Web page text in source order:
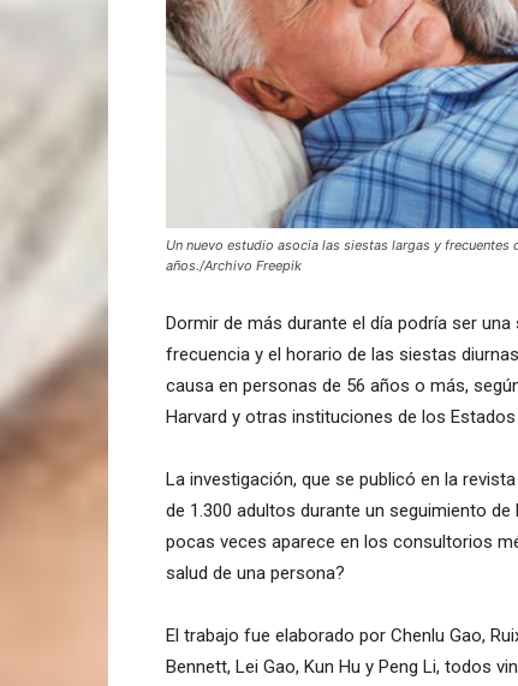
Un nuevo estudio asocia las siestas largas y
años./Archivo Freepik
Dormir de más durante el día podría ser
frecuencia y el horario de las siestas
causa en personas de 56 años o más,
Harvard y otras instituciones de los Estados
La investigación, que se publicó en la
de 1.300 adultos durante un seguimiento
pocas veces aparece en los consultorios
salud de una persona?
El trabajo fue elaborado por Chenlu Gao,
Bennett, Lei Gao, Kun Hu y Peng Li, todos